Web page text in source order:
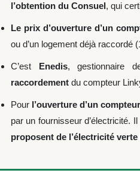
l’obtention du Consuel, qui
Le prix d’ouverture d’un
ou d’un logement déjà raccordé
C’est Enedis, gestionnaire
raccordement du compteur
Pour l’ouverture d’un
par un fournisseur d’électricité.
proposent de l’électricité